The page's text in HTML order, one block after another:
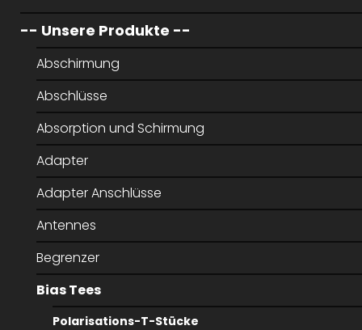
-- Unsere Produkte --
Abschirmung
Abschlüsse
Absorption und Schirmung
Adapter
Adapter Anschlüsse
Antennes
Begrenzer
Bias Tees
Polarisations-T-Stücke